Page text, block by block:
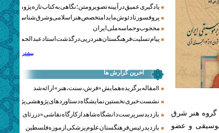
یادگیری عمیق در آیینه تصویر و متن؛ نگاهی به کتاب تازه پژوهشکده
پروفسور تادئوش مایدا متخصص هنر اسلامی و شرق‌شناس
محجوب و حماسه ملی ایران
پیام تسلیت فرهنگستان هنر در پی درگذشت استاد عبدالحمید
بیشتر
آخرین گزارش ها
8 مقاله برگزیده همایش «فرش، سنت، هنر» ارائه شد
نشست خبری نخستین نمایشگاه دستاوردهای پژوهشی
بازدید سرپرست دانشگاه شاهد از کارگاه نقاشی «در رثای سیمرغ
بازدید رئیس فرهنگستان علوم پزشکی از موزه فلسطین
هنر شرق
و عضو